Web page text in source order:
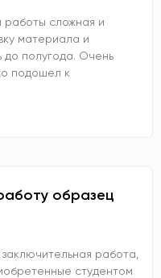
работы сложная и
материала и
до полугода. Очень
подошел к
образец
работа,
студентом